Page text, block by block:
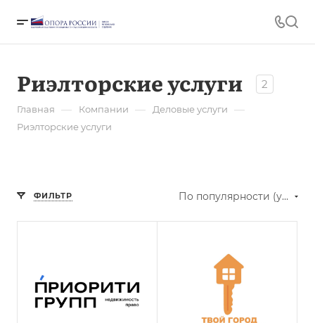
Риэлторские услуги 2
Главная — Компании — Деловые услуги —
Риэлторские услуги
ФИЛЬТР По популярности (убывание)